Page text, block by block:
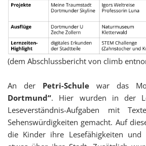
(dem Abschlussbericht von climb
An der Petri-Schule war das
Dortmund“. Hier wurden in der
Leseverständnis-Aufgaben mit
Sehenswürdigkeiten gemacht. Auf
die Kinder ihre Lesefähigkeiten und